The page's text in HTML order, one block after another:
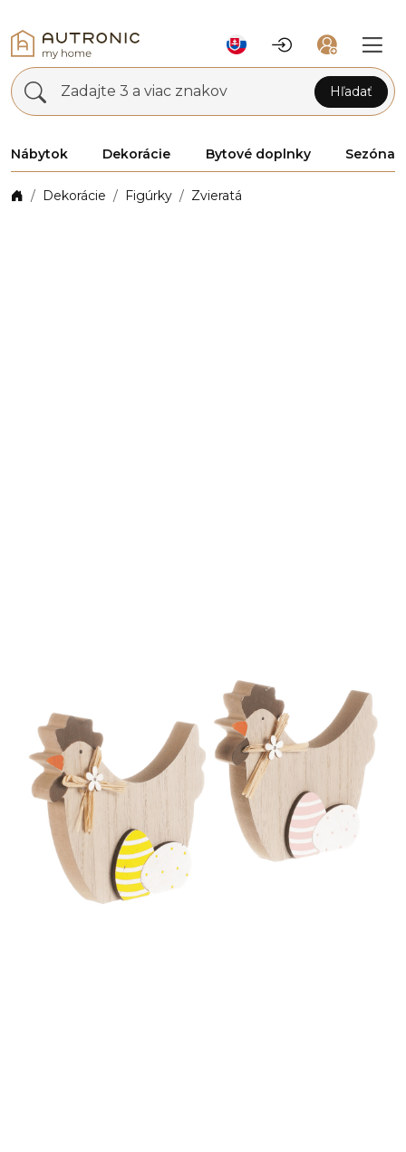
Zadajte 3 a viac znakov Hľadať
Nábytok Dekorácie Bytové doplnky Sezóna
Dekorácie Figúrky Zvieratá